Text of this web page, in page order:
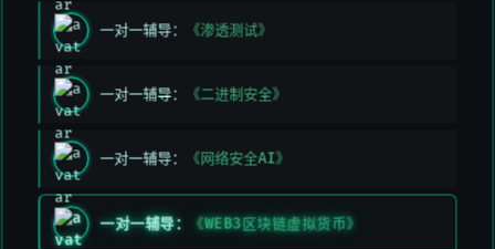
D3D 是 DirectX 中的一个组件，全称为 Direct3D。它
是微软开发的一个图形应用程序接口（API），用于在
Windows 平台上进行图形和多媒体编程。Direct3D 主
要用于开发和管理三维图形应用程序，如游戏、
CAD（计算机辅助设计）软件和虚拟现实应用等。
Direct3D 主要用于以下领域：
一对一辅导： 《渗透测试》
一对一辅导： 《二进制安全》
一对一辅导： 《网络安全AI》
一对一辅导： 《WEB3区块链虚拟货币》